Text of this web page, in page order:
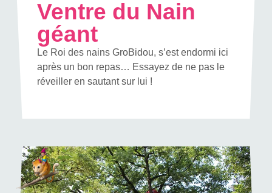
Ventre du Nain
géant
Le Roi des nains GroBidou, s’est endormi ici
après un bon repas… Essayez de ne pas le
réveiller en sautant sur lui !